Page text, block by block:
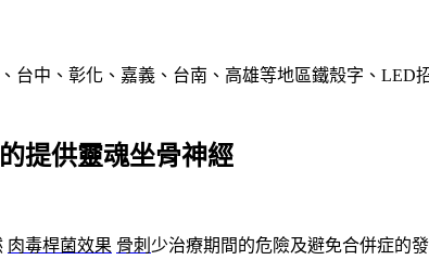
台中、彰化、嘉義、台南、高雄等地區鐵殼字、
提供靈魂坐骨神經
肉毒桿菌效果 骨刺 少治療期間的危險及避免合併症的